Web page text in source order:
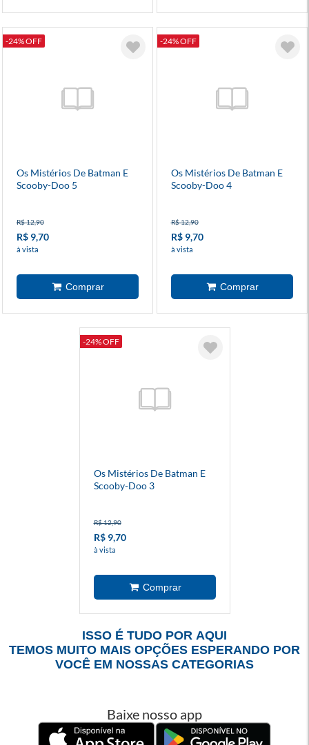
-24% OFF
Os Mistérios De Batman E
Scooby-Doo 5
R$ 12,90
R$ 9,70
à vista
-24% OFF
Os Mistérios De Batman E
Scooby-Doo 4
R$ 12,90
R$ 9,70
à vista
-24% OFF
Os Mistérios De Batman E
Scooby-Doo 3
R$ 12,90
R$ 9,70
à vista
ISSO É TUDO POR AQUI
TEMOS MUITO MAIS OPÇÕES ESPERANDO POR
VOCÊ EM NOSSAS CATEGORIAS
Baixe nosso app